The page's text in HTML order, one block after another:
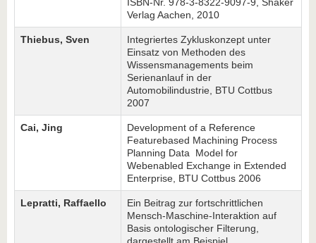
Verlag Aachen, 2010
Thiebus, Sven
Integriertes Zykluskonzept unter
Einsatz von Methoden des
Wissensmanagements beim
Serienanlauf in der
Automobilindustrie, BTU Cottbus
2007
Cai, Jing
Development of a Reference
Featurebased Machining Process
Planning Data Model for
Webenabled Exchange in Extended
Enterprise, BTU Cottbus 2006
Lepratti, Raffaello
Ein Beitrag zur fortschrittlichen
Mensch-Maschine-Interaktion auf
Basis ontologischer Filterung,